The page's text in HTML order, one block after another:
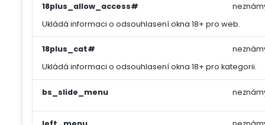
18plus_allow_access#
Ukládá informaci o odsouhlasení okna 18+ pro web.
18plus_cat#
Ukládá informaci o odsouhlasení okna 18+ pro kategorii.
bs_slide_menu